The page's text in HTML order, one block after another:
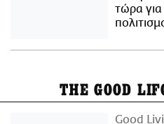
τώρα
THE GOOD
Good